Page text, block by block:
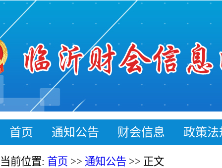
首页 通知公告 财会信息 政策
当前位置: 首页 >> 通知公告 >> 正文